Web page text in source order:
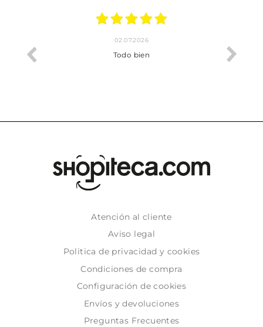
02.07.2026
Todo bien
Atención al cliente
Aviso legal
Politica de privacidad y cookies
Condiciones de compra
Configuración de cookies
Envíos y devoluciones
Preguntas Frecuentes